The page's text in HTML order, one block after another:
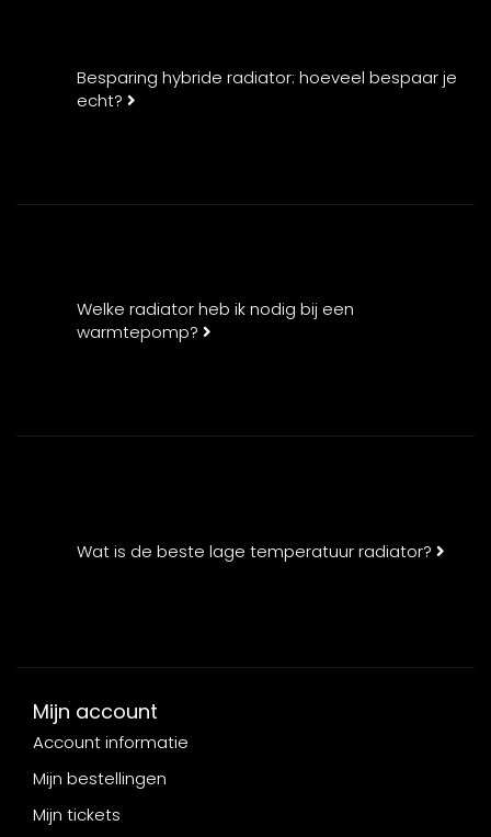
Besparing hybride radiator: hoeveel bespaar je
echt?
Welke radiator heb ik nodig bij een
warmtepomp?
Wat is de beste lage temperatuur radiator?
Mijn account
Account informatie
Mijn bestellingen
Mijn tickets